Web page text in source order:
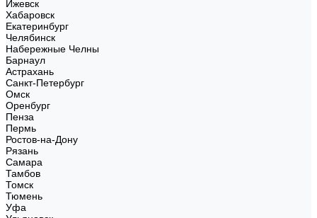
Ижевск
Хабаровск
Екатеринбург
Челябинск
Набережные Челны
Барнаул
Астрахань
Санкт-Петербург
Омск
Оренбург
Пенза
Пермь
Ростов-на-Дону
Рязань
Самара
Тамбов
Томск
Тюмень
Уфа